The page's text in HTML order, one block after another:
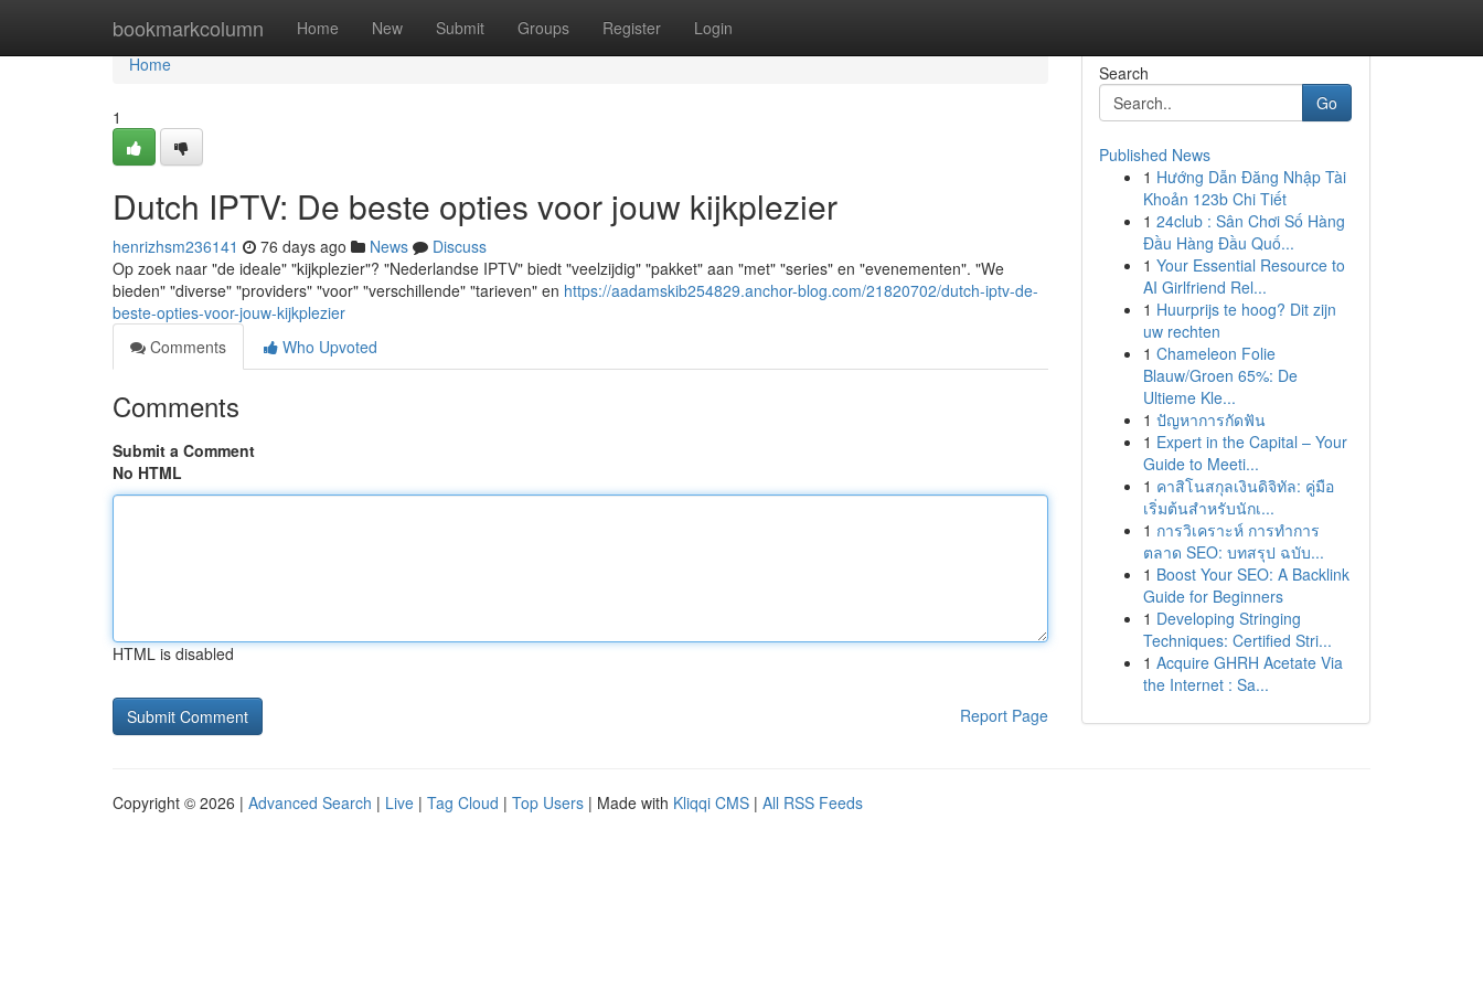
bookmarkcolumn Home New Submit Groups Register Login
Home
Home
1
Dutch IPTV: De beste opties voor jouw kijkplezier
henrizhsm236141 76 days ago News
Discuss
Op zoek naar "de ideale" "kijkplezier"? "Nederlandse IPTV" biedt "veelzijdig" "pakket" aan "met" "series" en "evenementen". "We
bieden" "diverse" "providers" "voor" "verschillende" "tarieven" en https://aadamskib254829.anchor-blog.com/21820702/dutch-iptv-de-
beste-opties-voor-jouw-kijkplezier
Comments
Who Upvoted
Comments
Submit a Comment
No HTML
HTML is disabled
Report Page
Search
Go
Published News
1 Hướng Dẫn Đăng Nhập Tài
Khoản 123b Chi Tiết
1 24club : Sân Chơi Số Hàng
Đầu Hàng Đầu Quố...
1 Your Essential Resource to
AI Girlfriend Rel...
1 Huurprijs te hoog? Dit zijn
uw rechten
1 Chameleon Folie
Blauw/Groen 65%: De
Ultieme Kle...
1 ปัญหาการกัดฟัน
1 Expert in the Capital – Your
Guide to Meeti...
1 คาสิโนสกุลเงินดิจิทัล: คู่มือ
เริ่มต้นสำหรับนักเ...
1 การวิเคราะห์ การทำการ
ตลาด SEO: บทสรุป ฉบับ...
1 Boost Your SEO: A Backlink
Guide for Beginners
1 Developing Stringing
Techniques: Certified Stri...
1 Acquire GHRH Acetate Via
the Internet : Sa...
Copyright © 2026 | Advanced Search | Live | Tag Cloud | Top Users | Made with Kliqqi CMS | All RSS Feeds